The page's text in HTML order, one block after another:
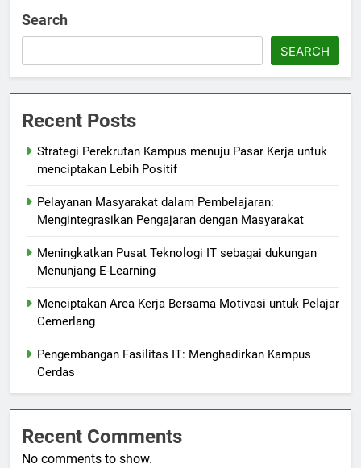
Search
SEARCH
Recent Posts
Strategi Perekrutan Kampus menuju Pasar Kerja untuk
menciptakan Lebih Positif
Pelayanan Masyarakat dalam Pembelajaran:
Mengintegrasikan Pengajaran dengan Masyarakat
Meningkatkan Pusat Teknologi IT sebagai dukungan
Menunjang E-Learning
Menciptakan Area Kerja Bersama Motivasi untuk Pelajar
Cemerlang
Pengembangan Fasilitas IT: Menghadirkan Kampus
Cerdas
Recent Comments
No comments to show.